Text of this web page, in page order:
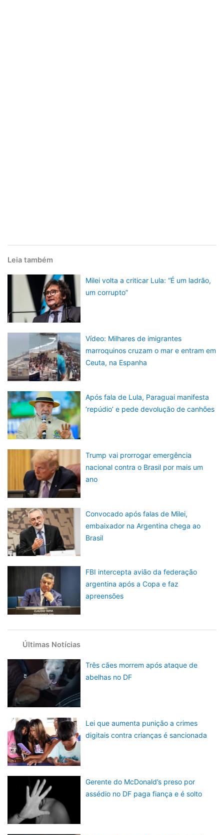
Leia também
Milei volta a criticar Lula: “É um ladrão,
um corrupto”
Vídeo: Milhares de imigrantes
marroquinos cruzam o mar e entram em
Ceuta, na Espanha
Após fala de Lula, Paraguai manifesta
‘repúdio’ e pede devolução de canhões
Trump vai prorrogar emergência
nacional contra o Brasil por mais um
ano
Convocado após falas de Milei,
embaixador na Argentina chega ao
Brasil
FBI intercepta avião da federação
argentina após a Copa e faz
apreensões
Últimas Notícias
Três cães morrem após ataque de
abelhas no DF
Lei que aumenta punição a crimes
digitais contra crianças é sancionada
Gerente do McDonald’s preso por
assédio no DF paga fiança e é solto